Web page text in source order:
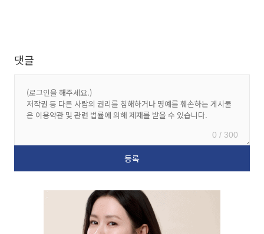
댓글
0 / 300